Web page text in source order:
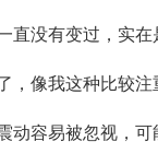
直没有变过，实
，像我这种比较
动容易被忽视，可